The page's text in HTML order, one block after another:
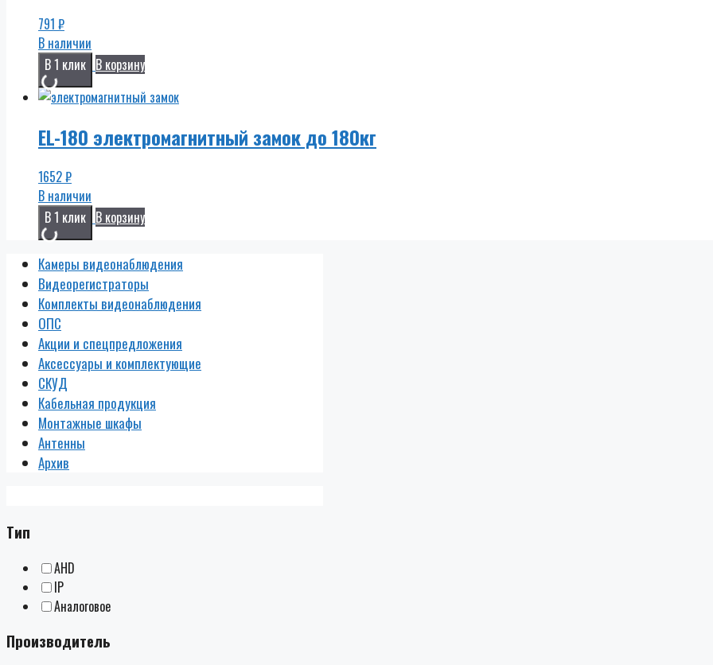
791 ₽
В наличии
В 1 клик В корзину
EL-180 электромагнитный замок до 180кг
1652₽
В наличии
В 1 клик В корзину
Камеры видеонаблюдения
Видеорегистраторы
Комплекты видеонаблюдения
ОПС
Акции и спецпредложения
Аксессуары и комплектующие
СКУД
Кабельная продукция
Монтажные шкафы
Антенны
Архив
Тип
AHD
IP
Аналоговое
Производитель